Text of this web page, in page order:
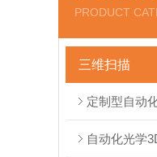
PRODUCT
三维扫描
定制型自动
自动化光学